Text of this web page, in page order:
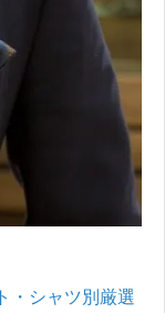
・シャツ別厳選